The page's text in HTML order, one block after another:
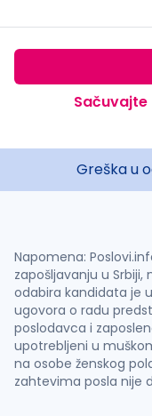
Sačuvajte
Greška u
Napomena:
zapošljavanju u
odabira kandidata je
ugovora o radu
poslodavca i
upotrebljeni u
na osobe ženskog
zahtevima posla nije